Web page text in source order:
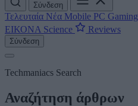
Σύνδεση
Τελευταία Νέα Mobile PC Gaming
ΕΙΚΟΝΑ Science Reviews
Σύνδεση
Techmaniacs Search
Αναζήτηση άρθρων